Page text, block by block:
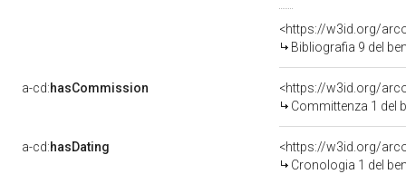
<https://w3id.org/
Bibliografia 9 del
a-cd:hasCommission
<https://w3id.org/
Committenza 1 del
a-cd:hasDating
<https://w3id.org/
Cronologia 1 del